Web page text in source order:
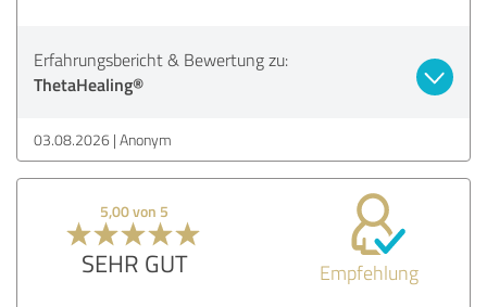
Erfahrungsbericht & Bewertung zu:
ThetaHealing®
03.08.2026 Anonym
5,00 von 5
SEHR GUT Empfehlung